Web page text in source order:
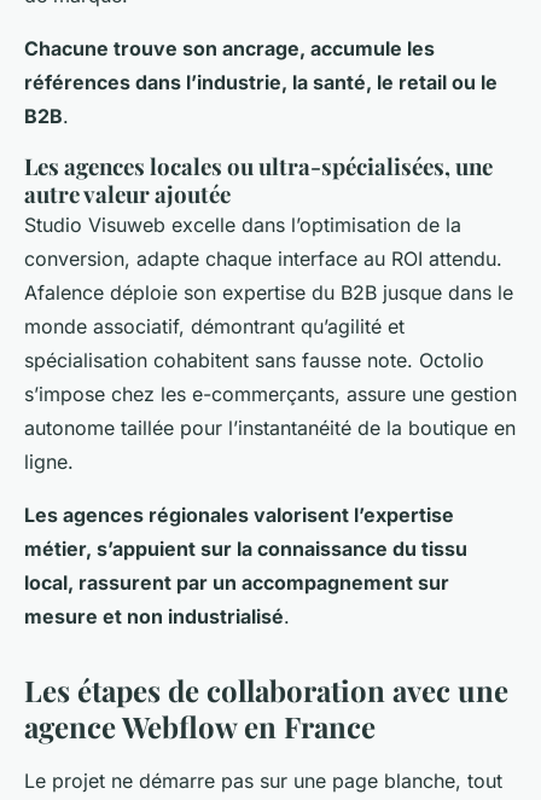
Chacune trouve son ancrage, accumule les
références dans l’industrie, la santé, le retail ou le
B2B.
Les agences locales ou ultra-spécialisées, une
autre valeur ajoutée
Studio Visuweb excelle dans l’optimisation de la
conversion, adapte chaque interface au ROI attendu.
Afalence déploie son expertise du B2B jusque dans le
monde associatif, démontrant qu’agilité et
spécialisation cohabitent sans fausse note. Octolio
s’impose chez les e-commerçants, assure une gestion
autonome taillée pour l’instantanéité de la boutique en
ligne.
Les agences régionales valorisent l’expertise
métier, s’appuient sur la connaissance du tissu
local, rassurent par un accompagnement sur
mesure et non industrialisé.
Les étapes de collaboration avec une
agence Webflow en France
Le projet ne démarre pas sur une page blanche, tout